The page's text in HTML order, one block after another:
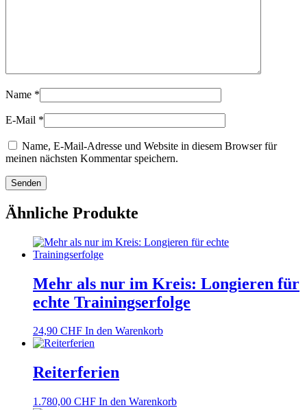
Name *
E-Mail *
Name, E-Mail-Adresse und Website in diesem Browser für
meinen nächsten Kommentar speichern.
Ähnliche Produkte
Mehr als nur im Kreis: Longieren für
echte Trainingserfolge
24,90 CHF In den Warenkorb
Reiterferien
1.780,00 CHF In den Warenkorb